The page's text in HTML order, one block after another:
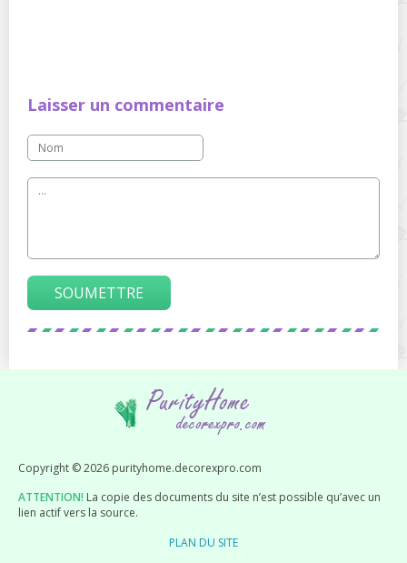
Laisser un commentaire
SOUMETTRE
Copyright © 2026 purityhome.decorexpro.com
ATTENTION! La copie des documents du site n’est possible qu’avec un
lien actif vers la source.
PLAN DU SITE